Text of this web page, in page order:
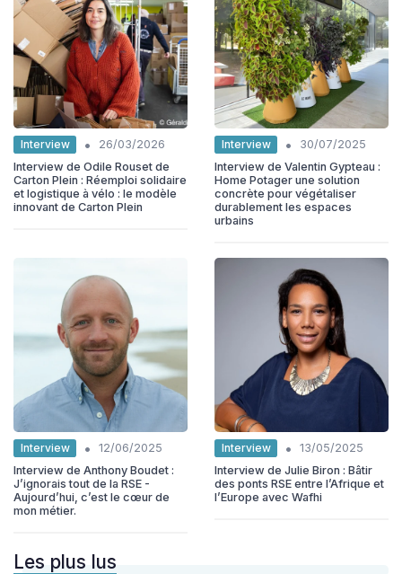
Interview •
26/03/2026
Interview de Odile Rouset de
Carton Plein : Réemploi solidaire
et logistique à vélo : le modèle
innovant de Carton Plein
Interview •
30/07/2025
Interview de Valentin Gypteau :
Home Potager une solution
concrète pour végétaliser
durablement les espaces
urbains
Interview •
12/06/2025
Interview de Anthony Boudet :
J’ignorais tout de la RSE -
Aujourd’hui, c’est le cœur de
mon métier.
Interview •
13/05/2025
Interview de Julie Biron : Bâtir
des ponts RSE entre l’Afrique et
l’Europe avec Wafhi
Les plus lus